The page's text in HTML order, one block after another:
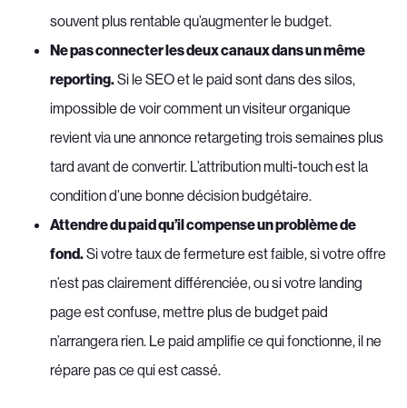
souvent plus rentable qu’augmenter le budget.
Ne pas connecter les deux canaux dans un même
reporting.Si le SEO et le paid sont dans des silos,
impossible de voir comment un visiteur organique
revient via une annonce retargeting trois semaines plus
tard avant de convertir. L’attribution multi-touch est la
condition d’une bonne décision budgétaire.
Attendre du paid qu’il compense un problème de
fond.Si votre taux de fermeture est faible, si votre offre
n’est pas clairement différenciée, ou si votre landing
page est confuse, mettre plus de budget paid
n’arrangera rien. Le paid amplifie ce qui fonctionne, il ne
répare pas ce qui est cassé.